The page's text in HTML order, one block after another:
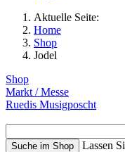
Aktuelle Seite:
Home
Shop
Jodel
Shop
Markt / Messe
Ruedis Musigposcht
Lassen